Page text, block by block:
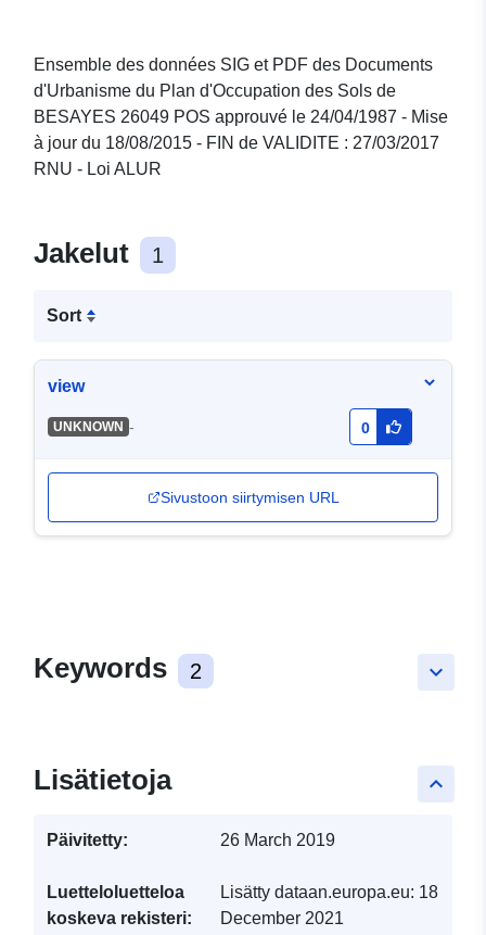
- Loi ALUR
Ensemble des données SIG et PDF des Documents
d'Urbanisme du Plan d'Occupation des Sols de
BESAYES 26049 POS approuvé le 24/04/1987 - Mise
à jour du 18/08/2015 - FIN de VALIDITE : 27/03/2017
RNU - Loi ALUR
Jakelut 1
Sort
view
UNKNOWN - 0
Sivustoon siirtymisen URL
keyboard_arrow_down
Keywords 2
keyboard_arrow_up
Lisätietoja
Päivitetty: 26 March 2019
Luetteloluetteloa
koskeva rekisteri:
Lisätty dataan.europa.eu: 18
December 2021